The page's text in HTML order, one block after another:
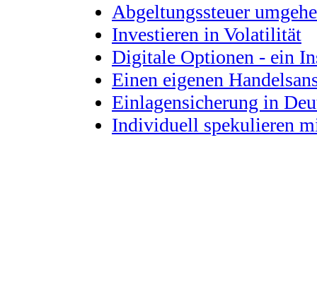
Abgeltungssteuer
Investieren in Volatilität
Digitale Optionen - ein
Einen eigenen
Einlagensicherung in
Individuell spekulieren